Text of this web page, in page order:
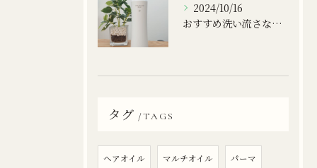
2024/10/16
おすすめ洗い流さないトリートメント
タグ TAGS
ヘアオイル マルチオイル パーマ